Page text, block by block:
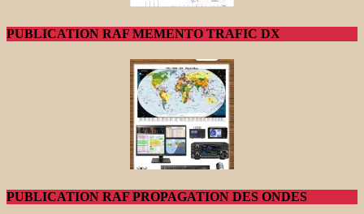
PUBLICATION RAF MEMENTO TRAFIC DX
PUBLICATION RAF PROPAGATION DES ONDES